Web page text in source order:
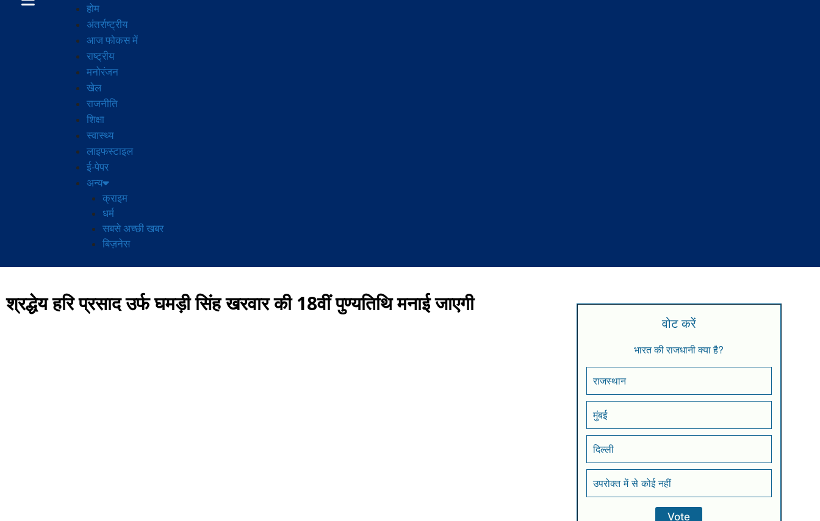
होम
अंतर्राष्ट्रीय
आज फोकस में
राष्ट्रीय
मनोरंजन
खेल
राजनीति
शिक्षा
स्वास्थ्य
लाइफस्टाइल
ई-पेपर
अन्य
क्राइम
धर्म
सबसे अच्छी खबर
बिज़नेस
श्रद्धेय हरि प्रसाद उर्फ घमड़ी सिंह खरवार की 18वीं पुण्यतिथि मनाई जाएगी
वोट करें
भारत की राजधानी क्या है?
राजस्थान
मुंबई
दिल्ली
उपरोक्त में से कोई नहीं